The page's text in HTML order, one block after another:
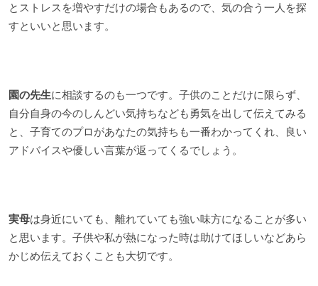
とストレスを増やすだけの場合もあるので、気の合う一人を探
すといいと思います。
園の先生に相談するのも一つです。子供のことだけに限らず、
自分自身の今のしんどい気持ちなども勇気を出して伝えてみる
と、子育てのプロがあなたの気持ちも一番わかってくれ、良い
アドバイスや優しい言葉が返ってくるでしょう。
実母は身近にいても、離れていても強い味方になることが多い
と思います。子供や私が熱になった時は助けてほしいなどあら
かじめ伝えておくことも大切です。